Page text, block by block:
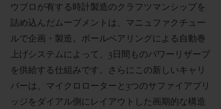
ウブロが有する時計製造のクラフツマンシップを
詰め込んだムーブメントは、マニュファクチュー
ルで企画・製造。ボールベアリングによる自動巻
上げシステムによって、 3 日間ものパワーリザーブ
を供給する仕組みです。さらにこの新しいキャリ
バーは、マイクロローターと 3つのサファイアブリ
ッジをダイアル側にレイアウトした画期的な構造